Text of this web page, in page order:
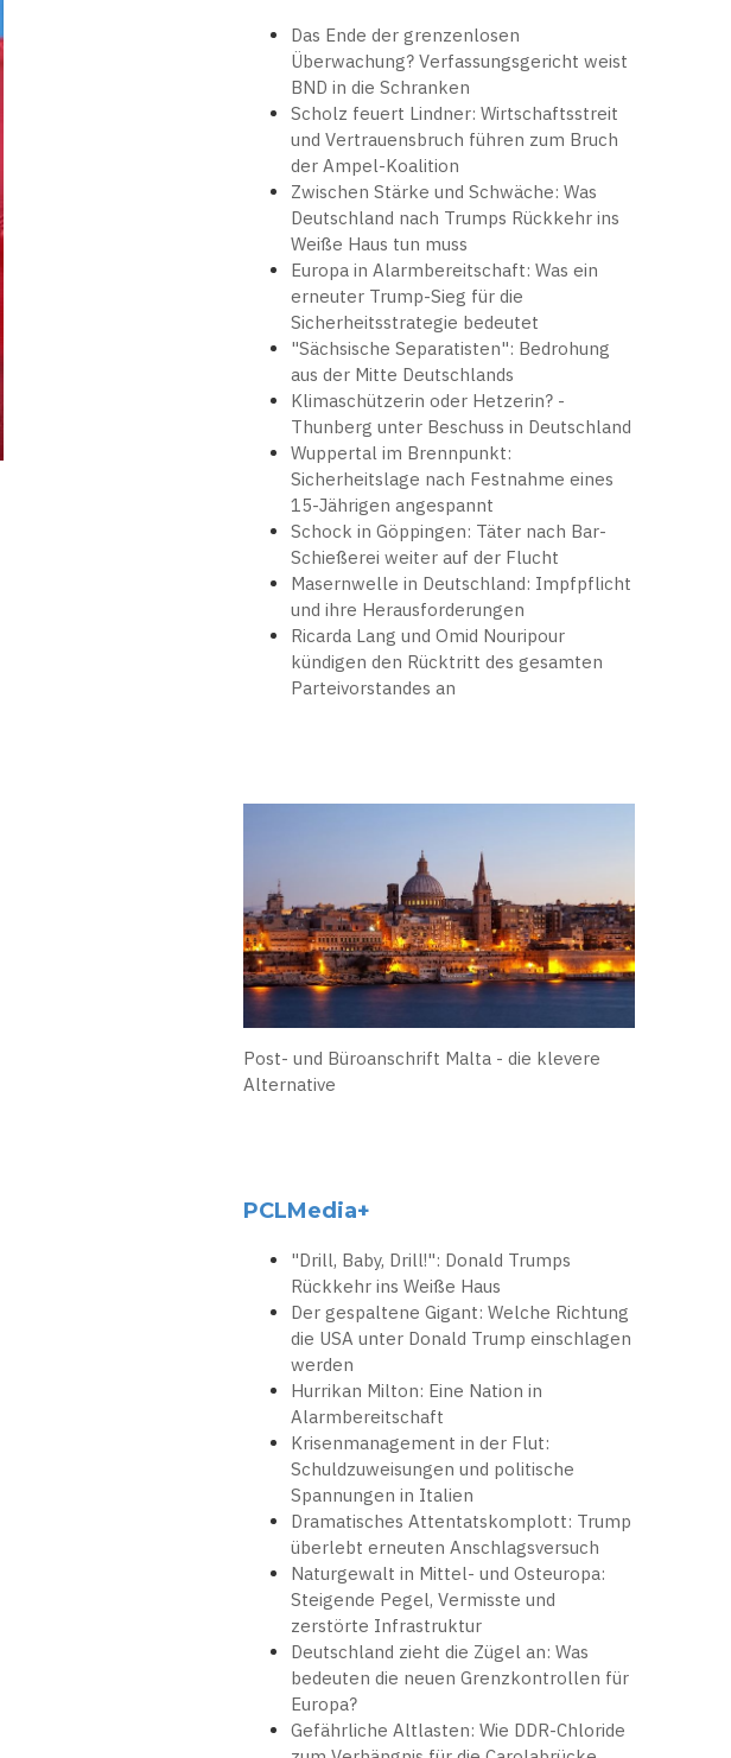
Das Ende der grenzenlosen
Überwachung? Verfassungsgericht weist
BND in die Schranken
Scholz feuert Lindner: Wirtschaftsstreit
und Vertrauensbruch führen zum Bruch
der Ampel-Koalition
Zwischen Stärke und Schwäche: Was
Deutschland nach Trumps Rückkehr ins
Weiße Haus tun muss
Europa in Alarmbereitschaft: Was ein
erneuter Trump-Sieg für die
Sicherheitsstrategie bedeutet
"Sächsische Separatisten": Bedrohung
aus der Mitte Deutschlands
Klimaschützerin oder Hetzerin? -
Thunberg unter Beschuss in Deutschland
Wuppertal im Brennpunkt:
Sicherheitslage nach Festnahme eines
15-Jährigen angespannt
Schock in Göppingen: Täter nach Bar-
Schießerei weiter auf der Flucht
Masernwelle in Deutschland: Impfpflicht
und ihre Herausforderungen
Ricarda Lang und Omid Nouripour
kündigen den Rücktritt des gesamten
Parteivorstandes an
Post- und Büroanschrift Malta - die klevere
Alternative
PCLMedia+
"Drill, Baby, Drill!": Donald Trumps
Rückkehr ins Weiße Haus
Der gespaltene Gigant: Welche Richtung
die USA unter Donald Trump einschlagen
werden
Hurrikan Milton: Eine Nation in
Alarmbereitschaft
Krisenmanagement in der Flut:
Schuldzuweisungen und politische
Spannungen in Italien
Dramatisches Attentatskomplott: Trump
überlebt erneuten Anschlagsversuch
Naturgewalt in Mittel- und Osteuropa:
Steigende Pegel, Vermisste und
zerstörte Infrastruktur
Deutschland zieht die Zügel an: Was
bedeuten die neuen Grenzkontrollen für
Europa?
Gefährliche Altlasten: Wie DDR-Chloride